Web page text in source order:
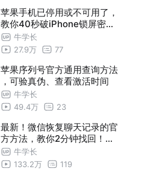
苹果手机已停用或不可用了，
教你40秒破iPhone锁屏密码
！ 牛学长
27.9万
77
苹果序列号官方通用查询方法
，可验真伪、查看激活时间
牛学长
49.4万
23
最新！微信恢复聊天记录的官
方方法，教你2分钟找回！联
系人、照片等都适用！
牛学长
133.2万
119